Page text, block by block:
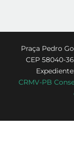
Praça Pedro
CEP 58040-
CRMV-PB